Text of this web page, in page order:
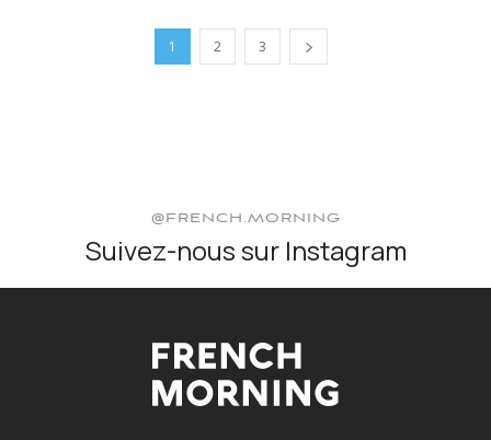
1 2 3
@FRENCH.MORNING
Suivez-nous sur Instagram